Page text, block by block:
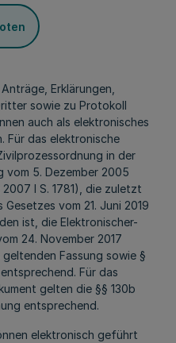
Erklärungen,
sowie zu Protokoll
auch als elektronisches
Für das elektronische
in der
vom 5. Dezember 2005
2007 I S. 1781), die zuletzt
vom 21. Juni 2019
ist, die Elektronischer-
24. November 2017
geltenden Fassung sowie §
Für das
gelten die §§ 130b
entsprechend.
elektronisch geführt